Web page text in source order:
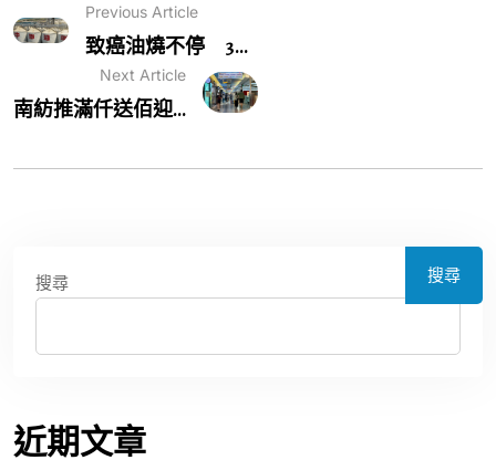
Previous Article
致癌油燒不停 3...
Next Article
南紡推滿仟送佰迎...
搜尋 搜尋
近期文章